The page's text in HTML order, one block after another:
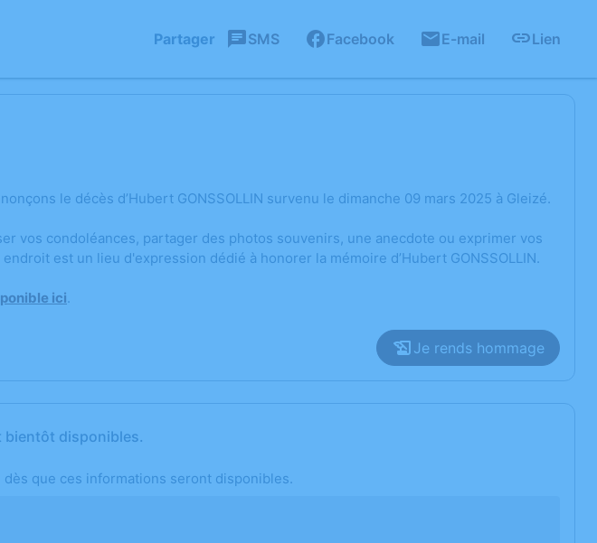
Partager SMS Facebook E-mail Lien
le décès d’Hubert GONSSOLLIN survenu le dimanche 09 mars 2025 à Gleizé.
vos condoléances, partager des photos souvenirs, une anecdote ou exprimer vos
est un lieu d'expression dédié à honorer la mémoire d’Hubert GONSSOLLIN.
ici.
Je rends hommage
bientôt disponibles.
que ces informations seront disponibles.